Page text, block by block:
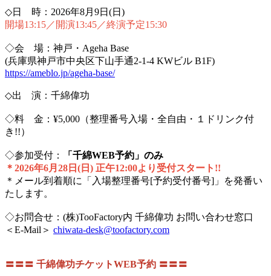
◇日 時：2026年8月9日(日)
開場13:15／開演13:45／終演予定15:30
◇会 場：神戸・Ageha Base
(兵庫県神戸市中央区下山手通2-1-4 KWビル B1F)
https://ameblo.jp/ageha-base/
◇出 演：千綿偉功
◇料 金：¥5,000（整理番号入場・全自由・１ドリンク付
き!!）
◇参加受付：
「千綿WEB予約」のみ
＊2026年6月28日(日) 正午12:00より受付スタート!!
＊メール到着順に「入場整理番号[予約受付番号]」を発番い
たします。
◇お問合せ：(株)TooFactory内 千綿偉功 お問い合わせ窓口
＜E-Mail＞ chiwata-desk@toofactory.com
〓〓〓 千綿偉功チケットWEB予約 〓〓〓